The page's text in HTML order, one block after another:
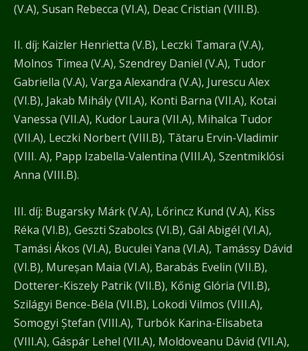
(V.A), Susan Rebecca (VI.A), Deac Cristian (VIII.B).
II. díj: Kaizler Henrietta (V.B), Leczki Tamara (V.A),
Molnos Timea (V.A), Szendrey Daniel (V.A), Tudor
Gabriella (V.A), Varga Alexandra (V.A), Jurescu Alex
(VI.B), Jakab Mihály (VII.A), Konti Barna (VII.A), Kotai
Vanessa (VII.A), Kudor Laura (VII.A), Mihalca Tudor
(VII.A), Leczki Norbert (VIII.B), Tătaru Ervin-Vladimir
(VIII. A), Papp Izabella-Valentina (VIII.A), Szentmiklósi
Anna (VIII.B).
III. díj: Bugarsky Márk (V.A), Lőrincz Kund (V.A), Kiss
Réka (VI.B), Geszti Szabolcs (VI.B), Gál Abigél (VI.A),
Tamási Ákos (VI.A), Buculei Yana (VI.A), Tamássy Dávid
(VI.B), Mureșan Maia (VI.A), Barabás Evelin (VII.B),
Dotterer-Kiszely Patrik (VII.B), Kőnig Glória (VII.B),
Szilágyi Bence-Béla (VII.B), Lokodi Vilmos (VIII.A),
Somogyi Ștefan (VIII.A), Turbók Karina-Elisabeta
(VIII.A), Gáspár Lehel (VII.A), Moldoveanu Dávid (VII.A),